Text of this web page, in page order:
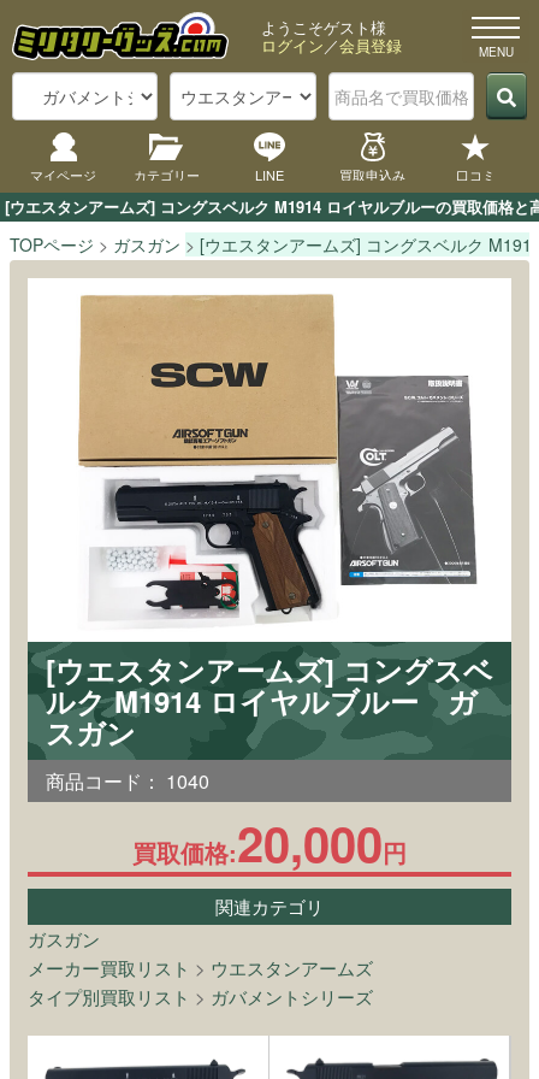
[ウエスタンアームズ] コングスベルク M1914 ロイヤルブルーの買取価格
ようこそゲスト様
ログイン／会員登録
マイページ カテゴリー LINE 買取申込み 口コミ
TOPページ ガスガン [ウエスタンアームズ] コングスベルク
[ウエスタンアームズ] コングスベ
ルク M1914 ロイヤルブルー ガ
スガン
商品コード： 1040
買取価格:20,000円
関連カテゴリ
ガスガン
メーカー買取リスト > ウエスタンアームズ
タイプ別買取リスト > ガバメントシリーズ